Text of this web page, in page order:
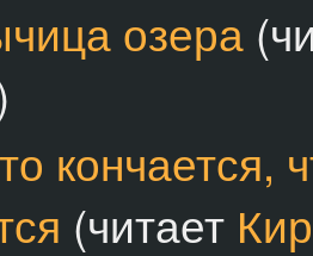
озера
кончается,
(читает